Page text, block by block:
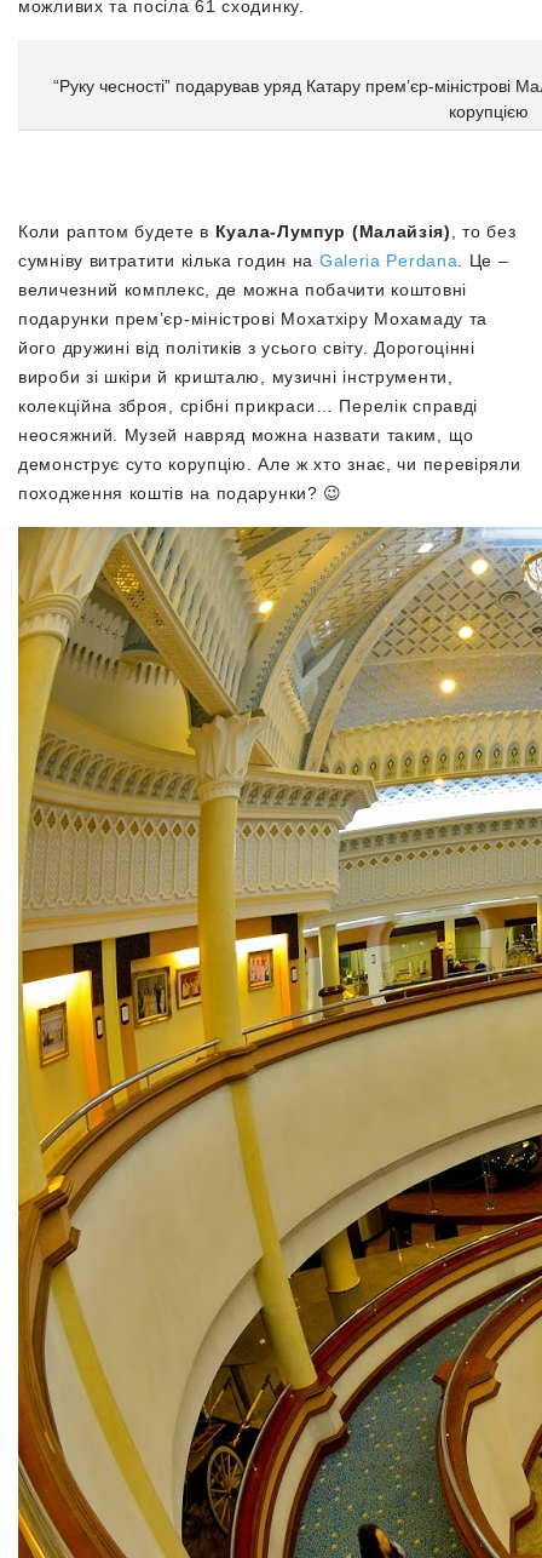
можливих та посіла 61 сходинку.
“Руку чесності” подарував уряд Катару прем’єр-міністрові
корупцією
Коли раптом будете в Куала-Лумпур (Малайзія)
, то без
сумніву витратити кілька годин на Galeria Perdana . Це –
величезний комплекс, де можна побачити коштовні
подарунки прем’єр-міністрові Мохатхіру Мохамаду та
його дружині від політиків з усього світу. Дорогоцінні
вироби зі шкіри й кришталю, музичні інструменти,
колекційна зброя, срібні прикраси… Перелік справді
неосяжний. Музей навряд можна назвати таким, що
демонструє суто корупцію. Але ж хто знає, чи перевіряли
походження коштів на подарунки? 😉